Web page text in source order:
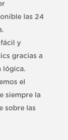
las 24
y
gracias a
lógica.
el
siempre la
sobre las